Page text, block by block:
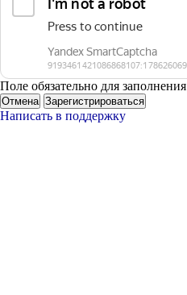
Поле обязательно для заполнения
Отмена Зарегистрироваться
Написать в поддержку